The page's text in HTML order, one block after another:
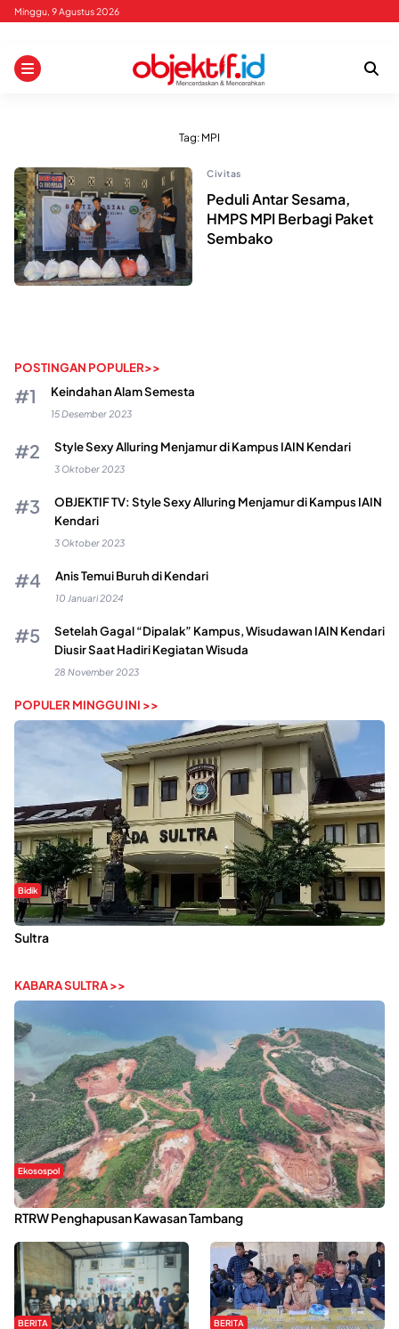
Skip
content
Minggu, 9 Agustus 2026
Tag: MPI
Civitas
Peduli Antar Sesama,
HMPS MPI Berbagi Paket
Sembako
POSTINGAN POPULER>>
Keindahan Alam Semesta
15 Desember 2023
Style Sexy Alluring Menjamur di Kampus IAIN Kendari
3 Oktober 2023
OBJEKTIF TV: Style Sexy Alluring Menjamur di Kampus IAIN
Kendari
3 Oktober 2023
Anis Temui Buruh di Kendari
10 Januari 2024
Setelah Gagal “Dipalak” Kampus, Wisudawan IAIN Kendari
Diusir Saat Hadiri Kegiatan Wisuda
28 November 2023
POPULER MINGGU INI >>
Bidik
Dugaan Kekerasan Seksual di UIN Kendari Dilaporkan ke Polda
Sultra
KABARA SULTRA >>
Ekosospol
Kabaena Menanti Kepastian Pemulihan Lingkungan Usai Revisi
RTRW Penghapusan Kawasan Tambang
BERITA BERITA